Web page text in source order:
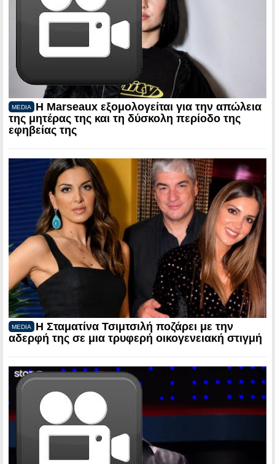
MEDIA
Η Marseaux εξομολογείται για την απώλεια
της μητέρας της και τη δύσκολη περίοδο της
εφηβείας της
MEDIA
Η Σταματίνα Τσιμτσιλή ποζάρει με την
αδερφή της σε μια τρυφερή οικογενειακή στιγμή